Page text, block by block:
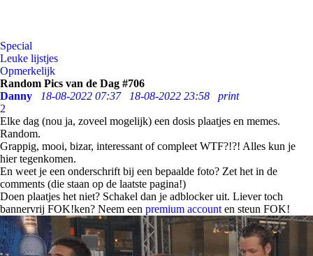
Special
Leuke lijstjes
Opmerkelijk
Random Pics van de Dag #706
Danny
18-08-2022 07:37 18-08-2022 23:58
print
2
Elke dag (nou ja, zoveel mogelijk) een dosis plaatjes en memes.
Random.
Grappig, mooi, bizar, interessant of compleet WTF?!?! Alles kun je
hier tegenkomen.
En weet je een onderschrift bij een bepaalde foto? Zet het in de
comments (die staan op de laatste pagina!)
Doen plaatjes het niet? Schakel dan je adblocker uit. Liever toch
bannervrij FOK!ken? Neem een premium account en steun FOK!